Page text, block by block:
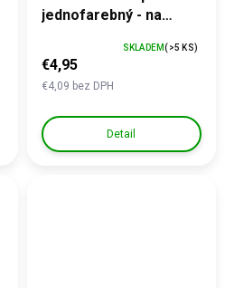
jednofarebný - na
výstavy
€4,09 bez DPH
€4,95
SKLADEM(>5 KS)
Detail